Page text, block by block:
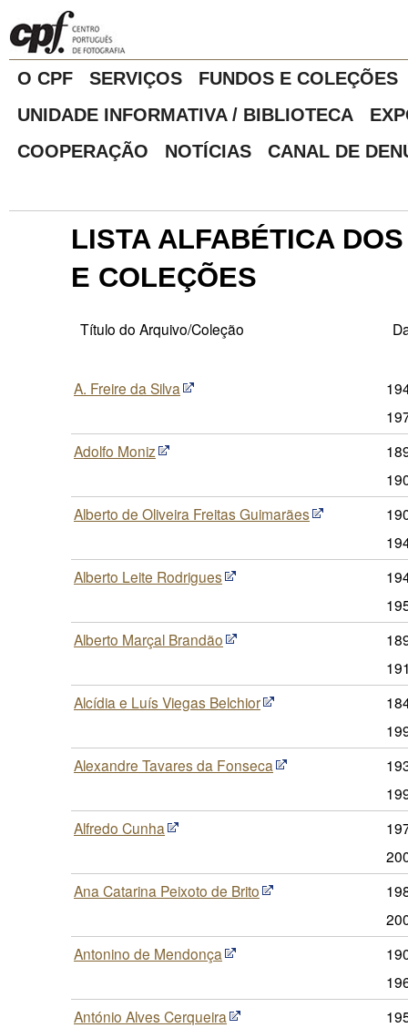
O CPF SERVIÇOS
FUNDOS E COLEÇÕES
UNIDADE INFORMATIVA / BIBLIOTECA
COOPERAÇÃO
NOTÍCIAS CANAL DE
LISTA ALFABÉTICA
E COLEÇÕES
Título do Arquivo/Coleção
A. Freire da Silva
Adolfo Moniz
Alberto de Oliveira Freitas Guimarães
Alberto Leite Rodrigues
Alberto Marçal Brandão
Alcídia e Luís Viegas Belchior
Alexandre Tavares da Fonseca
Alfredo Cunha
Ana Catarina Peixoto de Brito
Antonino de Mendonça
António Alves Cerqueira